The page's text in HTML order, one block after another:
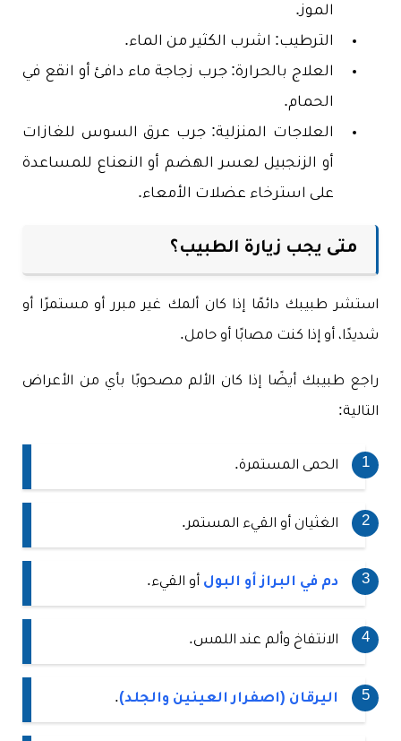
الموز.
الترطيب: اشرب الكثير من الماء.
العلاج بالحرارة: جرب زجاجة ماء دافئ أو انقع في
الحمام.
العلاجات المنزلية: جرب عرق السوس للغازات
أو الزنجبيل لعسر الهضم أو النعناع للمساعدة
على استرخاء عضلات الأمعاء.
متى يجب زيارة الطبيب؟
استشر طبيبك دائمًا إذا كان ألمك غير مبرر أو مستمرًا أو
شديدًا، أو إذا كنت مصابًا أو حامل.
راجع طبيبك أيضًا إذا كان الألم مصحوبًا بأي من الأعراض
التالية:
الحمى المستمرة.
الغثيان أو القيء المستمر.
دم في البراز أو البول أو القيء.
الانتفاخ وألم عند اللمس.
اليرقان (اصفرار العينين والجلد).